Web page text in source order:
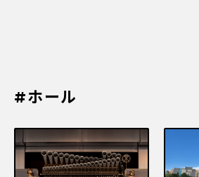
#ホール